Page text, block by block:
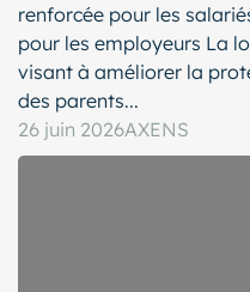
renforcée pour les
pour les employeurs La
visant à améliorer la
des parents...
26 juin 2026AXENS